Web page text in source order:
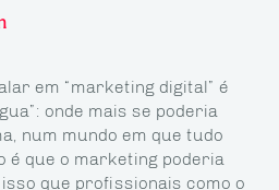
em “marketing digital” é
onde mais se poderia
num mundo em que tudo
é que o marketing poderia
que profissionais como o